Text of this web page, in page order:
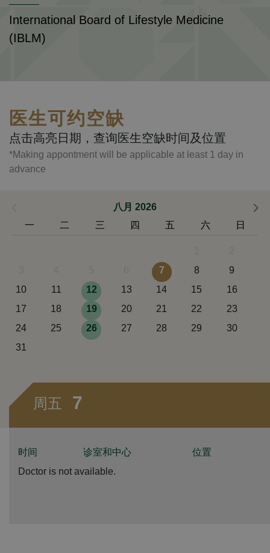
International Board of Lifestyle Medicine
(IBLM)
医生可约空缺
点击高亮日期，查询医生空缺时间及位置
*Making appontment will be applicable at least 1 day in
advance
八月 2026
一
二 三 四 五 六 日
7 8
9
10
11 12 13 14 15
16
17
18 19 20 21 22
23
24
25 26 27 28 29
30
31
周五 7
时间 诊室和中心
位置
Doctor is not available.